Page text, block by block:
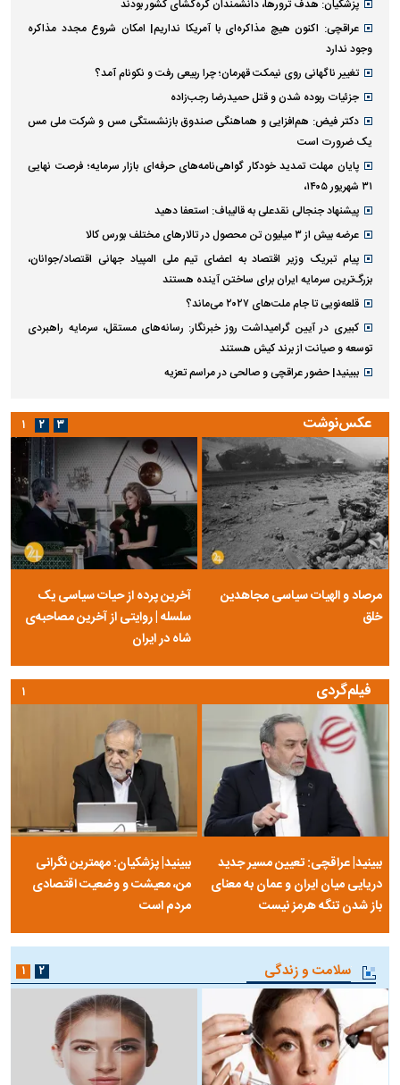
پزشکیان: هدف ترورها، دانشمندان گره‌گشای کشور بودند
عراقچی: اکنون هیچ مذاکره‌ای با آمریکا نداریم| امکان شروع مجدد مذاکره
وجود ندارد
تغییر ناگهانی روی نیمکت قهرمان؛ چرا ربیعی رفت و نکونام آمد؟
جزئیات ربوده شدن و قتل حمیدرضا رجب‌زاده
دکتر فیض: هم‌افزایی و هماهنگی صندوق بازنشستگی مس و شرکت ملی مس
یک ضرورت است
پایان مهلت تمدید خودکار گواهی‌نامه‌های حرفه‌ای بازار سرمایه؛ فرصت نهایی
۳۱ شهریور ۱۴۰۵،
پیشنهاد جنجالی نقدعلی به قالیباف: استعفا دهید
عرضه بیش از ۳ میلیون تن محصول در تالار‌های مختلف بورس کالا
پیام تبریک وزیر اقتصاد به اعضای تیم ملی المپیاد جهانی اقتصاد/جوانان،
بزرگ‌ترین سرمایه ایران برای ساختن آینده هستند
قلعه‌نویی تا جام ملت‌های ۲۰۲۷ می‌ماند؟
کبیری در آیین گرامیداشت روز خبرنگار: رسانه‌های مستقل، سرمایه راهبردی
توسعه و صیانت از برند کیش هستند
ببینید| حضور عراقچی و صالحی در مراسم تعزیه
عکس‌نوشت
مرصاد و الهیات سیاسی مجاهدین
خلق
آخرین پرده از حیات سیاسی یک
سلسله | روایتی از آخرین مصاحبه‌ی
شاه در ایران
۱ ۲ ۳
فیلم‌گردی
ببینید| عراقچی: تعیین مسیر جدید
دریایی میان ایران و عمان به معنای
باز شدن تنگه هرمز نیست
ببینید| پزشکیان: مهمترین نگرانی
من، معیشت و وضعیت اقتصادی
مردم است
۱
سلامت و زندگی ۱ ۲